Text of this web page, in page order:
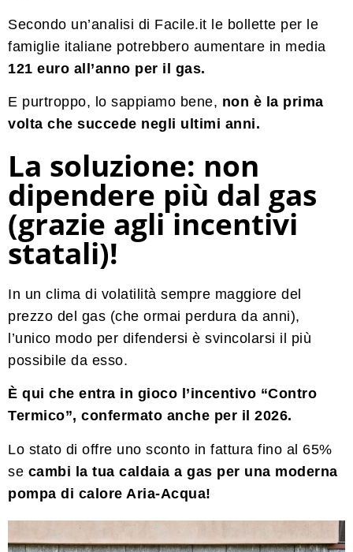
Secondo un’analisi di Facile.it le bollette per le
famiglie italiane potrebbero aumentare in media
121 euro all’anno per il gas.
E purtroppo, lo sappiamo bene, non è la prima
volta che succede negli ultimi anni.
La soluzione: non
dipendere più dal gas
(grazie agli incentivi
statali)!
In un clima di volatilità sempre maggiore del
prezzo del gas (che ormai perdura da anni),
l’unico modo per difendersi è svincolarsi il più
possibile da esso.
È qui che entra in gioco l’incentivo “Contro
Termico”, confermato anche per il 2026.
Lo stato di offre uno sconto in fattura fino al 65%
se cambi la tua caldaia a gas per una moderna
pompa di calore Aria-Acqua!